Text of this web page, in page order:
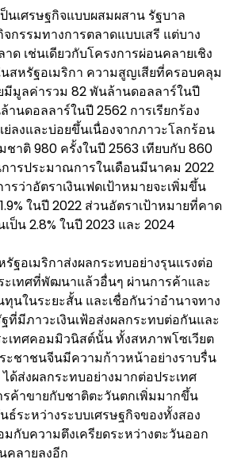
e
นเศรษฐกิจแบบผสมผสาน รัฐบาล
กรรมทางการตลาดแบบเสรี แต่บาง
ด เช่นเดียวกับโครงการผ่อนคลายเชิง
สหรัฐอเมริกา ความสูญเสียที่ครอบคลุม
มีมูลค่ารวม 82 พันล้านดอลลาร์ในปี
านดอลลาร์ในปี 2562 การเรียกร้อง
ลงและบ่อยขึ้นเนื่องจากภาวะโลกร้อน
าติ 980 ครั้งในปี 2563 เทียบกับ 860
ารประมาณการในเดือนมีนาคม 2022
รว่าอัตราเงินเฟดเป้าหมายจะเพิ่มขึ้น
ในปี 2022 ส่วนอัตราเป้าหมายที่คาด
ป็น 2.8% ในปี 2023 และ 2024
รัฐอเมริกาส่งผลกระทบอย่างรุนแรงต่อ
ะเทศที่พัฒนาแล้วอื่นๆ ผ่านการค้าและ
ทุนในระยะสั้น และเชื่อกันว่าอำนาจทาง
ที่มีภาวะเงินเฟ้อส่งผลกระทบต่อกันและ
เทศคอมมิวนิสต์นั้น ทั้งสหภาพโซเวียต
ะชาชนจีนมีความก้าวหน้าอย่างราบรื่น
ด้ส่งผลกระทบอย่างมากต่อประเทศ
ค้าขายกับชาติตะวันตกเพิ่มมากขึ้น
ระหว่างระบบเศรษฐกิจของทั้งสอง
กับความตึงเครียดระหว่างตะวันออก
คลายลงอีก